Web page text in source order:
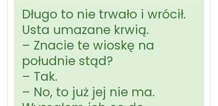
Długo to nie trwało i wrócił.
Usta umazane krwią.
– Znacie te wioskę na
południe stąd?
– Tak.
– No, to już jej nie ma.